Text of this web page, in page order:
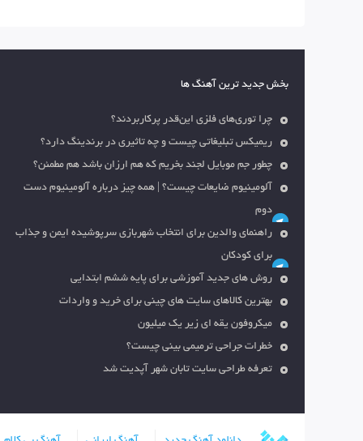
بخش جدید ترین آهنگ ها
چرا توری‌های فلزی این‌قدر پرکاربردند؟
ریمیکس تبلیغاتی چیست و چه تاثیری در برندینگ دارد؟
چطور جم موبایل لجند بخریم که هم ارزان باشد هم مطمئن؟
آلومینیوم ضایعات چیست؟ | همه چیز درباره آلومینیوم دست
دوم
راهنمای والدین برای انتخاب شهربازی سرپوشیده ایمن و جذاب
برای کودکان
روش های جدید آموزشی برای پایه ششم ابتدایی
بهترین کالاهای سایت های چینی برای خرید و واردات
میکروفون یقه ای زیر یک میلیون
خطرات جراحی ترمیمی بینی چیست؟
تعرفه طراحی سایت تابان شهر آپدیت شد